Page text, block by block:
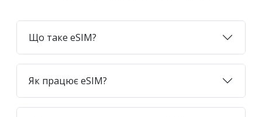
Що таке eSIM?
Як працює eSIM?